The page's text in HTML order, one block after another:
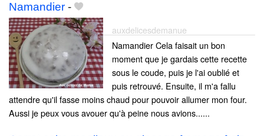
Namandier -
auxdelicesdemanue
Namandier Cela faisait un bon
moment que je gardais cette recette
sous le coude, puis je l'ai oublié et
puis retrouvé. Ensuite, il m'a fallu
attendre qu'il fasse moins chaud pour pouvoir allumer mon four.
Aussi je peux vous avouer qu'à peine nous avions......